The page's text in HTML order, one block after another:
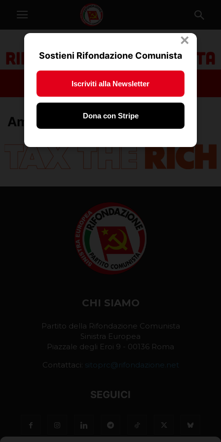
Amministrative 2026
CHI SIAMO
Partito della Rifondazione Comunista
Sinistra Europea
Piazzale degli Eroi 9 - 00136 Roma
Contattaci: sitoprc@rifondazione.net
SEGUICI
×
Sostieni Rifondazione Comunista
Iscriviti alla Newsletter
Dona con Stripe